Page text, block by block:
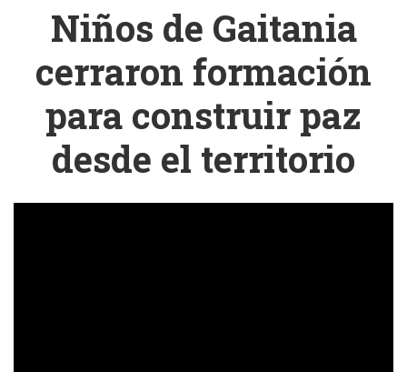
Niños de Gaitania
cerraron formación
para construir paz
desde el territorio